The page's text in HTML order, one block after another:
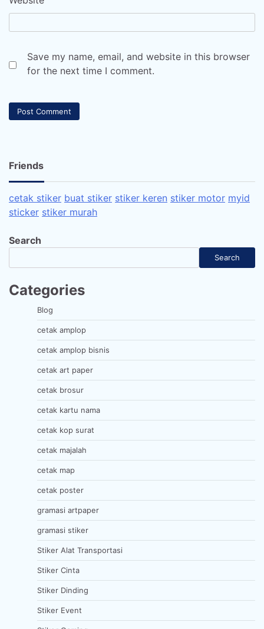
Save my name, email, and website in this browser
for the next time I comment.
Friends
cetak stiker buat stiker stiker keren stiker motor myid
sticker stiker murah
Search
Search
Categories
Blog
cetak amplop
cetak amplop bisnis
cetak art paper
cetak brosur
cetak kartu nama
cetak kop surat
cetak majalah
cetak map
cetak poster
gramasi artpaper
gramasi stiker
Stiker Alat Transportasi
Stiker Cinta
Stiker Dinding
Stiker Event